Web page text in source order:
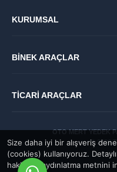
Size daha iyi bir alışveriş
(cookies) kullanıyoruz.
hakkında aydınlatma metnini
KURUMSAL
BİNEK ARAÇLAR
TİCARİ ARAÇLAR
OTO MERT YEDEK
© 2026